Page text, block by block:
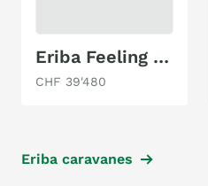
Eriba Feeling 442
CHF 39'480
Eriba caravanes